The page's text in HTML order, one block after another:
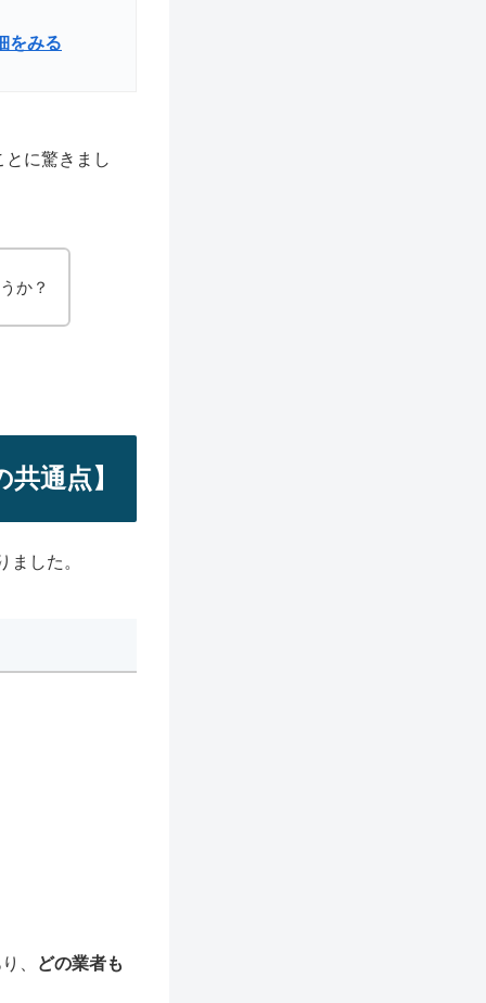
をみる
とに驚きまし
か？
通点】
ました。
、 どの業者も